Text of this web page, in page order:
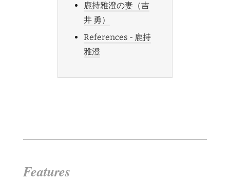
鹿持雅澄の妻（吉
井 勇）
References - 鹿持
雅澄
Features